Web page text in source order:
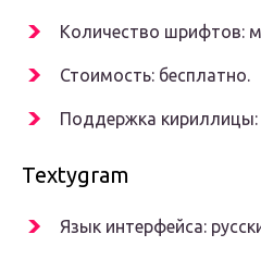
Количество шрифтов:
Стоимость: бесплатно.
Поддержка
Textygram
Язык интерфейса: